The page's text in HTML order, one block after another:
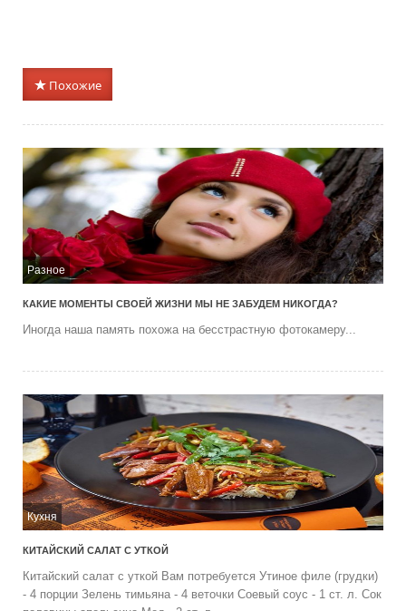
Похожие
Разное
КАКИЕ МОМЕНТЫ СВОЕЙ ЖИЗНИ МЫ НЕ ЗАБУДЕМ НИКОГДА?
Иногда наша память похожа на бесстрастную фотокамеру...
Кухня
КИТАЙСКИЙ САЛАТ С УТКОЙ
Китайский салат с уткой Вам потребуется Утиное филе (грудки)
- 4 порции Зелень тимьяна - 4 веточки Соевый соус - 1 ст. л. Сок